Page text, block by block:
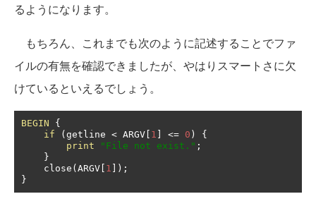
るようになります。
もちろん、これまでも次のように記述することでファ
イルの有無を確認できましたが、やはりスマートさに欠
けているといえるでしょう。
BEGIN
{
if
( getline < ARGV 1 <= 0 )
{
print
"File not exist." ;
}
    close
( ARGV 1 ]);
}